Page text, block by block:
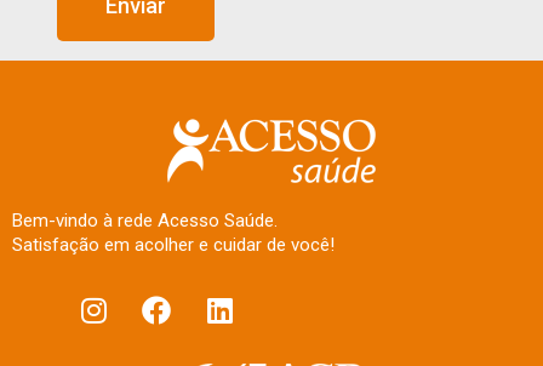
Enviar
Bem-vindo à rede Acesso Saúde.
Satisfação em acolher e cuidar de você!